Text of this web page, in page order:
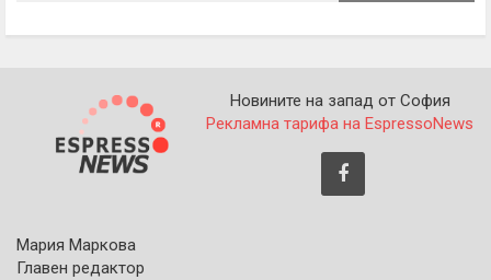
Новините на запад от София
Рекламна тарифа на EspressoNews
Мария Маркова
Главен редактор